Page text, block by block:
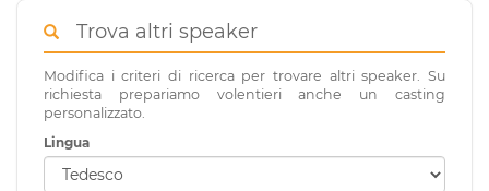
Trova altri speaker
Modifica i criteri di ricerca per trovare altri speaker. Su
richiesta prepariamo volentieri anche un casting
personalizzato.
Lingua